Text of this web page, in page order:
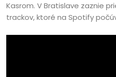
Kasrom. V Bratislave zaznie
trackov, ktoré na Spotify